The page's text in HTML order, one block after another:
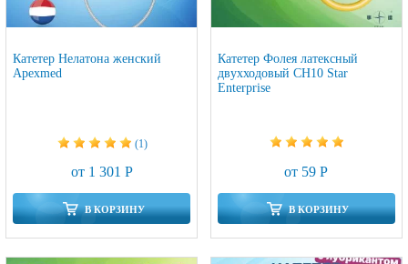
Катетер Нелатона женский
Apexmed
(1)
от 1 301 Р
В КОРЗИНУ
Катетер Фолея латексный
двухходовый CH10 Star
Enterprise
от 59 Р
В КОРЗИНУ